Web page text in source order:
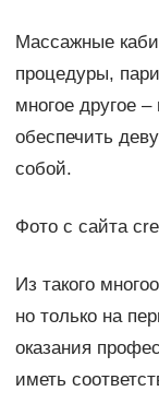
Массажные
процедуры,
многое другое
обеспечить
собой.
Фото с сайта
Из такого
но только на
оказания
иметь